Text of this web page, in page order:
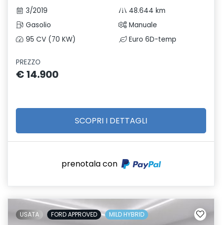
3/2019
48.644 km
Gasolio
Manuale
95 CV (70 KW)
Euro 6D-temp
PREZZO
€ 14.900
SCOPRI I DETTAGLI
prenotala con
USATA FORD APPROVED MILD HYBRID